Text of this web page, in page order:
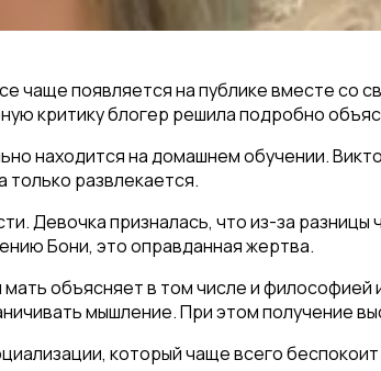
чаще появляется на публике вместе
критику блогер решила подробно
находится на домашнем обучении.
только развлекается.
Девочка призналась, что из-за разницы
Бони, это оправданная жертва.
объясняет в том числе и
мышление. При этом получение
который чаще всего